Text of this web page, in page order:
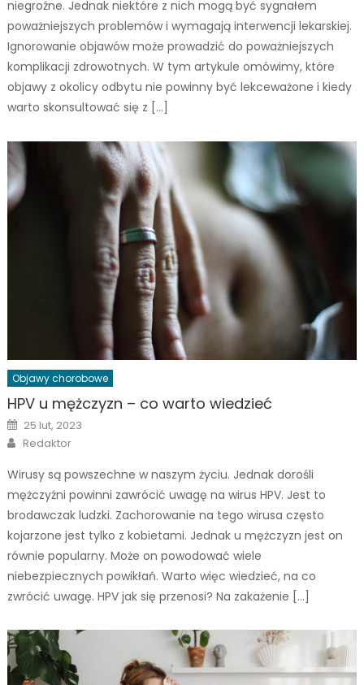
niegroźne. Jednak niektóre z nich mogą być sygnałem
poważniejszych problemów i wymagają interwencji lekarskiej.
Ignorowanie objawów może prowadzić do poważniejszych
komplikacji zdrowotnych. W tym artykule omówimy, które
objawy z okolicy odbytu nie powinny być lekceważone i kiedy
warto skonsultować się z […]
Objawy chorobowe
HPV u mężczyzn – co warto wiedzieć
Posted
on
25 lut, 2023
Author
Redaktor
Wirusy są powszechne w naszym życiu. Jednak dorośli
mężczyźni powinni zawrócić uwagę na wirus HPV. Jest to
brodawczak ludzki. Zachorowanie na tego wirusa często
kojarzone jest tylko z kobietami. Jednak u mężczyzn jest on
równie popularny. Może on powodować wiele
niebezpiecznych powikłań. Warto więc wiedzieć, na co
zwrócić uwagę. HPV jak się przenosi? Na zakażenie […]